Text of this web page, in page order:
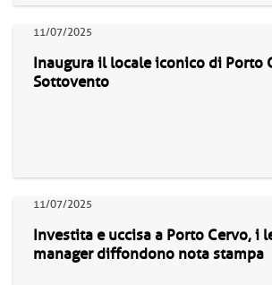
11/07/2025
Inaugura il locale iconico di Porto
Sottovento
11/07/2025
Investita e uccisa a Porto Cervo, i
manager diffondono nota stampa